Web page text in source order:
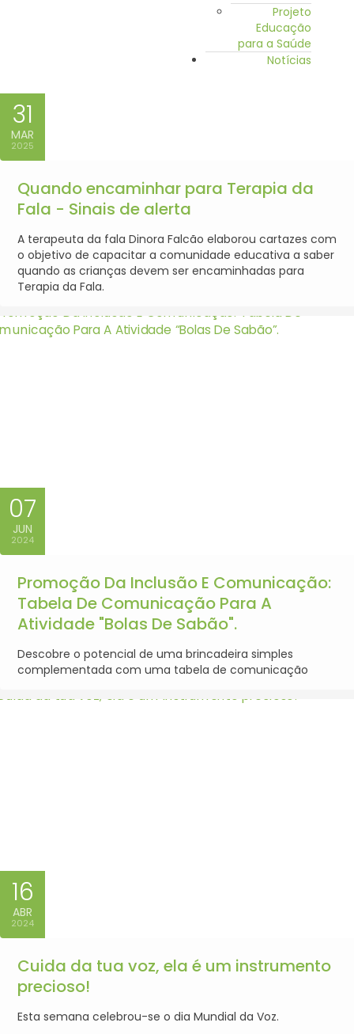
Projeto
Educação
para a Saúde
Notícias
31
MAR
2025
Quando encaminhar para Terapia da
Fala - Sinais de alerta
A terapeuta da fala Dinora Falcão elaborou cartazes com
o objetivo de capacitar a comunidade educativa a saber
quando as crianças devem ser encaminhadas para
Terapia da Fala.
07
JUN
2024
Promoção Da Inclusão E Comunicação:
Tabela De Comunicação Para A
Atividade "Bolas De Sabão".
Descobre o potencial de uma brincadeira simples
complementada com uma tabela de comunicação
16
ABR
2024
Cuida da tua voz, ela é um instrumento
precioso!
Esta semana celebrou-se o dia Mundial da Voz.